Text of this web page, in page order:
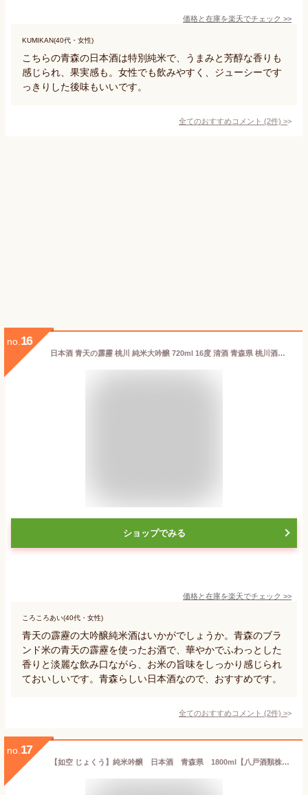
価格と在庫を楽天でチェック >>
KUMIKAN(40代・女性)
こちらの青森の日本酒は特別純米で、うまみと芳醇な香りも
感じられ、果実感も。女性でも飲みやすく、ジューシーです
っきりした後味もいいです。
全てのおすすめコメント (2件) >
no. 16
日本酒 青天の霹靂 桃川 純米大吟醸 720ml 16度 清酒 青森県 桃川酒造 酒 長S
ショップでみる
価格と在庫を楽天でチェック >>
ころころあい(40代・女性)
青天の霹靂の大吟醸純米酒はいかがでしょうか。青森のブラ
ンド米の青天の霹靂を使ったお酒で、華やかでふわっとした
香りと淡麗な飲み口ながら、お米の旨味をしっかり感じられ
ておいしいです。青森らしい日本酒なので、おすすめです。
全てのおすすめコメント (2件) >
no. 17
【如空 じょくう】純米吟醸 日本酒 青森県 1800ml【八戸酒類株式会社】【ギフト包装対応】